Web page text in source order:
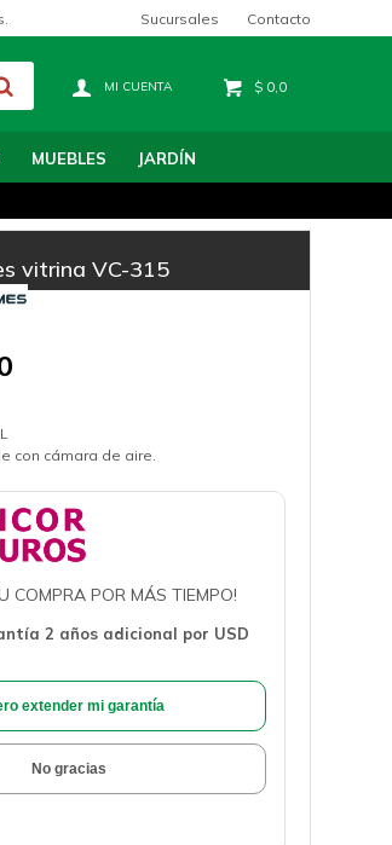
MUEBLES JARDÍN
$ 0,0
Sucursales Contacto
vitrina VC-315
con cámara de aire.
COMPRA POR MÁS TIEMPO!
2 años adicional por USD
extender mi garantía
No gracias